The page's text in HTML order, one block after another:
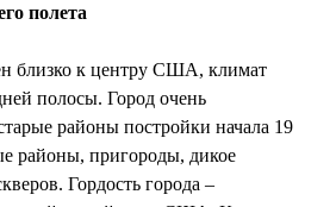
полета
близко к центру США, климат
полосы. Город очень
районы постройки начала 19
районы, пригороды, дикое
Гордость города –